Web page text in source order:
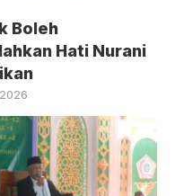
Boleh
Hati Nurani